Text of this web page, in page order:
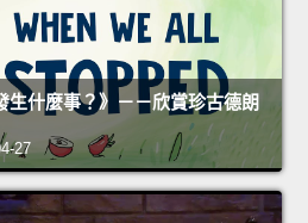
生什麼事？》－－欣賞珍古德朗
27